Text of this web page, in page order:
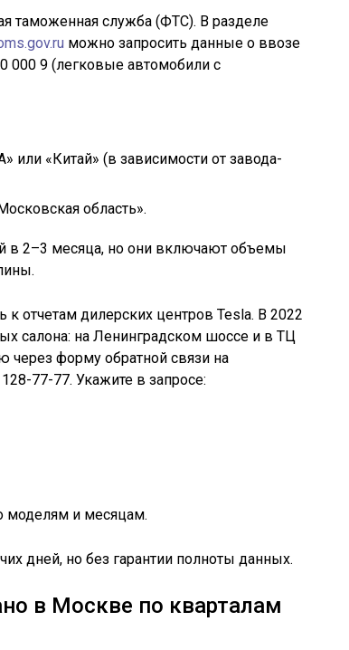
таможенная служба (ФТС). В разделе
можно запросить данные о ввозе
000 9 (легковые автомобили с
или «Китай» (в зависимости от завода-
область».
в 2–3 месяца, но они включают объемы
отчетам дилерских центров Tesla. В 2022
салона: на Ленинградском шоссе и в ТЦ
через форму обратной связи на
77-77. Укажите в запросе:
моделям и месяцам.
дней, но без гарантии полноты данных.
в Москве по кварталам